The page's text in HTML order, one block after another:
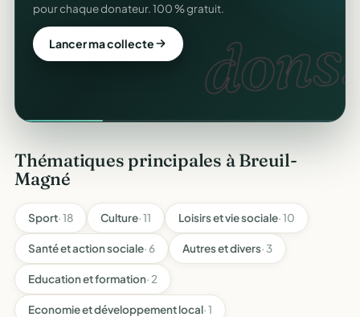
dons.
pour chaque donateur. 100 % gratuit.
Lancer ma collecte
Thématiques principales à Breuil-
Magné
Sport· 18 Culture· 11 Loisirs et vie sociale· 10
Santé et action sociale· 6 Autres et divers· 3
Education et formation· 2
Economie et développement local· 1